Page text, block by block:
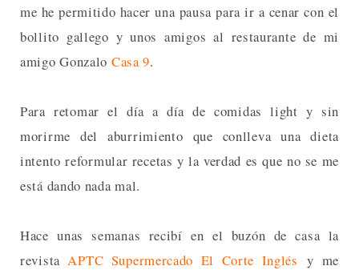
me he permitido hacer una pausa para ir a cenar con el
bollito gallego y unos amigos al restaurante de mi
amigo Gonzalo Casa 9.
Para retomar el día a día de comidas light y sin
morirme del aburrimiento que conlleva una dieta
intento reformular recetas y la verdad es que no se me
está dando nada mal.
Hace unas semanas recibí en el buzón de casa la
revista APTC Supermercado El Corte Inglés y me